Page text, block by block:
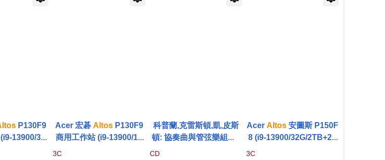
P130F9
13900/32
RTX3060
Acer 宏碁 AltosP130F9
商用工作站 (i9-13900/16
G/2TB+512SSD/RTX306
3C
科普蘭,克雷斯頓,凱,皮斯
頓: 協奏曲與管弦樂組曲 /
麥卡利斯特 (中音薩克斯
CD
AcerAltos 安圖斯 P150F
8 (i9-13900/32G/2TB+2T
B SSD/RTX4070-12G/70
3C